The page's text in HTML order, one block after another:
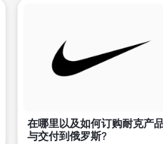
在哪里以及如何订购耐克产
与交付到俄罗斯?